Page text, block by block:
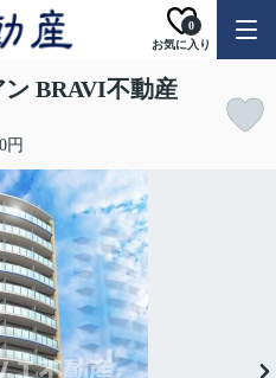
お気に入り
0
BRAVI不動産
円